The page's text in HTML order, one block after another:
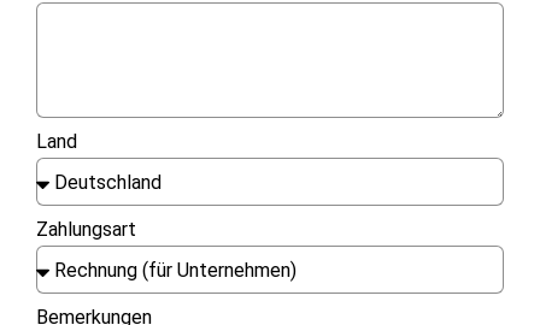
Land
Zahlungsart
Bemerkungen